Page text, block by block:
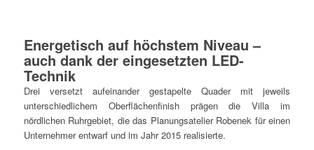
Energetisch auf höchstem Niveau –
auch dank der eingesetzten LED-
Technik
Drei versetzt aufeinander gestapelte Quader mit jeweils
unterschiedlichem Oberflächenfinish prägen die Villa im
nördlichen Ruhrgebiet, die das Planungsatelier Robenek für einen
Unternehmer entwarf und im Jahr 2015 realisierte.